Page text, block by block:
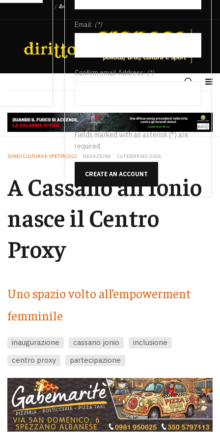
/
Email: (*)
Confirm email Address:(*)
Fields marked with an asterisk (*) are
required.
CREATE AN ACCOUNT
JONIO CULTURA E SPETTACOLO REDAZIONE 26 FEBBRAIO 2026
A Cassano all’Ionio
nasce il Centro
Proxy
Uno spazio volto all’empowerment
femminile
inaugurazione cassano jonio
inclusione
centro proxy
partecipazione